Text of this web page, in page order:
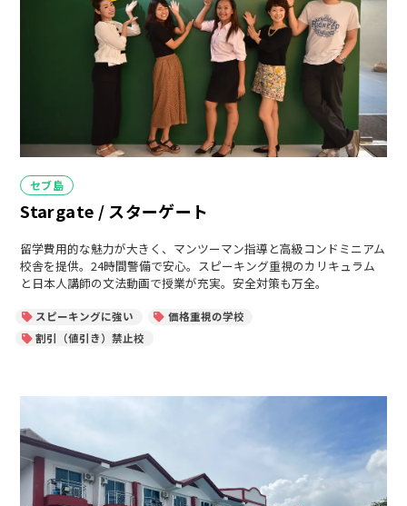
カ
テ
ゴ
ー
セブ島
Stargate / スターゲート
留学費用的な魅力が大きく、マンツーマン指導と高級コンドミニアム
校舎を提供。24時間警備で安心。スピーキング重視のカリキュラム
と日本人講師の文法動画で授業が充実。安全対策も万全。
スピーキングに強い
価格重視の学校
割引（値引き）禁止校